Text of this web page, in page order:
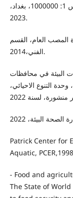
انتاج الخرائط، خريطة العراق الادارية، مقياس 1: 1000000، بغداد،
2023.
المصب العام، القسم
الفني،2014.
البيئة في محافظات
التنوع الاحيائي،
Patrick Center for
Aquatic,
- Food and
The State of